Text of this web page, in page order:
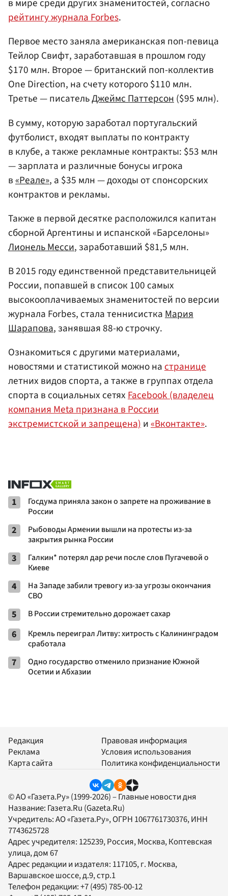
в мире среди других знаменитостей, согласно
рейтингу журнала Forbes.
Первое место заняла американская поп-певица
Тейлор Свифт, заработавшая в прошлом году
$170 млн. Второе — британский поп-коллектив
One Direction, на счету которого $110 млн.
Третье — писательДжеймс Паттерсон($95 млн).
В сумму, которую заработал португальский
футболист, входят выплаты по контракту
в клубе, а также рекламные контракты: $53 млн
— зарплата и различные бонусы игрока
в«Реале», а $35 млн — доходы от спонсорских
контрактов и рекламы.
Также в первой десятке расположился капитан
сборной Аргентины и испанской «Барселоны»
Лионель Месси, заработавший $81,5 млн.
В 2015 году единственной представительницей
России, попавшей в список 100 самых
высокооплачиваемых знаменитостей по версии
журнала Forbes, стала теннисисткаМария
Шарапова, занявшая 88-ю строчку.
Ознакомиться с другими материалами,
новостями и статистикой можно настранице
летних видов спорта, а также в группах отдела
спорта в социальных сетяхFacebook (владелец
компания Meta признана в России
экстремистской и запрещена)и«Вконтакте».
1
Госдума приняла закон о запрете на проживание в
России
2
Рыбоводы Армении вышли на протесты из-за
закрытия рынка России
3
Галкин* потерял дар речи после слов Пугачевой о
Киеве
4
На Западе забили тревогу из-за угрозы окончания
СВО
5 В России стремительно дорожает сахар
6
Кремль переиграл Литву: хитрость с Калининградом
сработала
7
Одно государство отменило признание Южной
Осетии и Абхазии
Редакция
Реклама
Карта сайта
Правовая информация
Условия использования
Политика конфиденциальности
© АО «Газета.Ру» (1999-2026) – Главные новости дня
Название: Газета.Ru (Gazeta.Ru)
Учредитель:АО «Газета.Ру», ОГРН 1067761730376, ИНН
7743625728
Адрес учредителя: 125239, Россия, Москва, Коптевская
улица, дом 67
Адрес редакции и издателя: 117105, г. Москва,
Варшавское шоссе, д.9, стр.1
Телефон редакции:+7 (495) 785-00-12